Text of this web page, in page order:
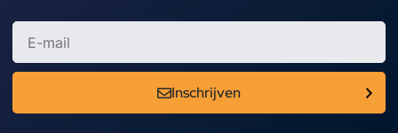
Inschrijven